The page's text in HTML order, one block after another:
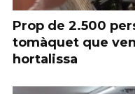
Prop de 2.500
tomàquet que
hortalissa